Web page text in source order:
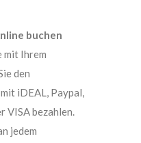
buchen
mit Ihrem
den
iDEAL, Paypal,
VISA bezahlen.
jedem